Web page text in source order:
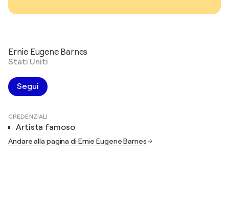
Ernie Eugene Barnes
Stati Uniti
Segui
CREDENZIALI
Artista famoso
Andare alla pagina di Ernie Eugene Barnes